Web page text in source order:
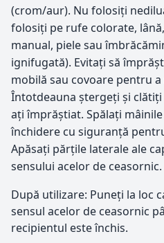
(crom/aur). Nu folosiţi
folosiţi pe rufe colorate,
manual, piele sau
ignifugată). Evitaţi să
mobilă sau covoare pentru
Întotdeauna ștergeţi și
aţi împrăștiat. Spălaţi
închidere cu siguranţă
Apăsaţi părţile laterale ale
sensului acelor de ceasornic.
După utilizare: Puneţi la loc
sensul acelor de ceasornic
recipientul este închis.